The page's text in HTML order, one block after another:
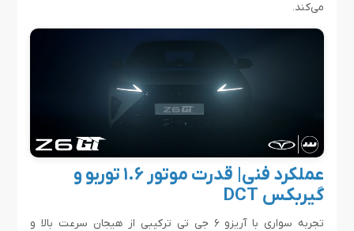
می‌کند.
عملکرد فنی| قدرت موتور ۱.۶ توربو و
گیربکس DCT
تجربه سواری با آریزو ۶ جی تی ترکیبی از هیجان سرعت بالا و